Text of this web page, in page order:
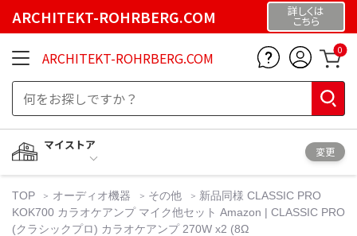
ARCHITEKT-ROHRBERG.COM 詳しくは
こちら
ARCHITEKT-ROHRBERG.COM 0
マイストア
変更
TOP オーディオ機器 その他
新品同様 CLASSIC PRO
KOK700 カラオケアンプ マイク他セット Amazon | CLASSIC PRO
(クラシックプロ) カラオケアンプ 270W x2 (8Ω